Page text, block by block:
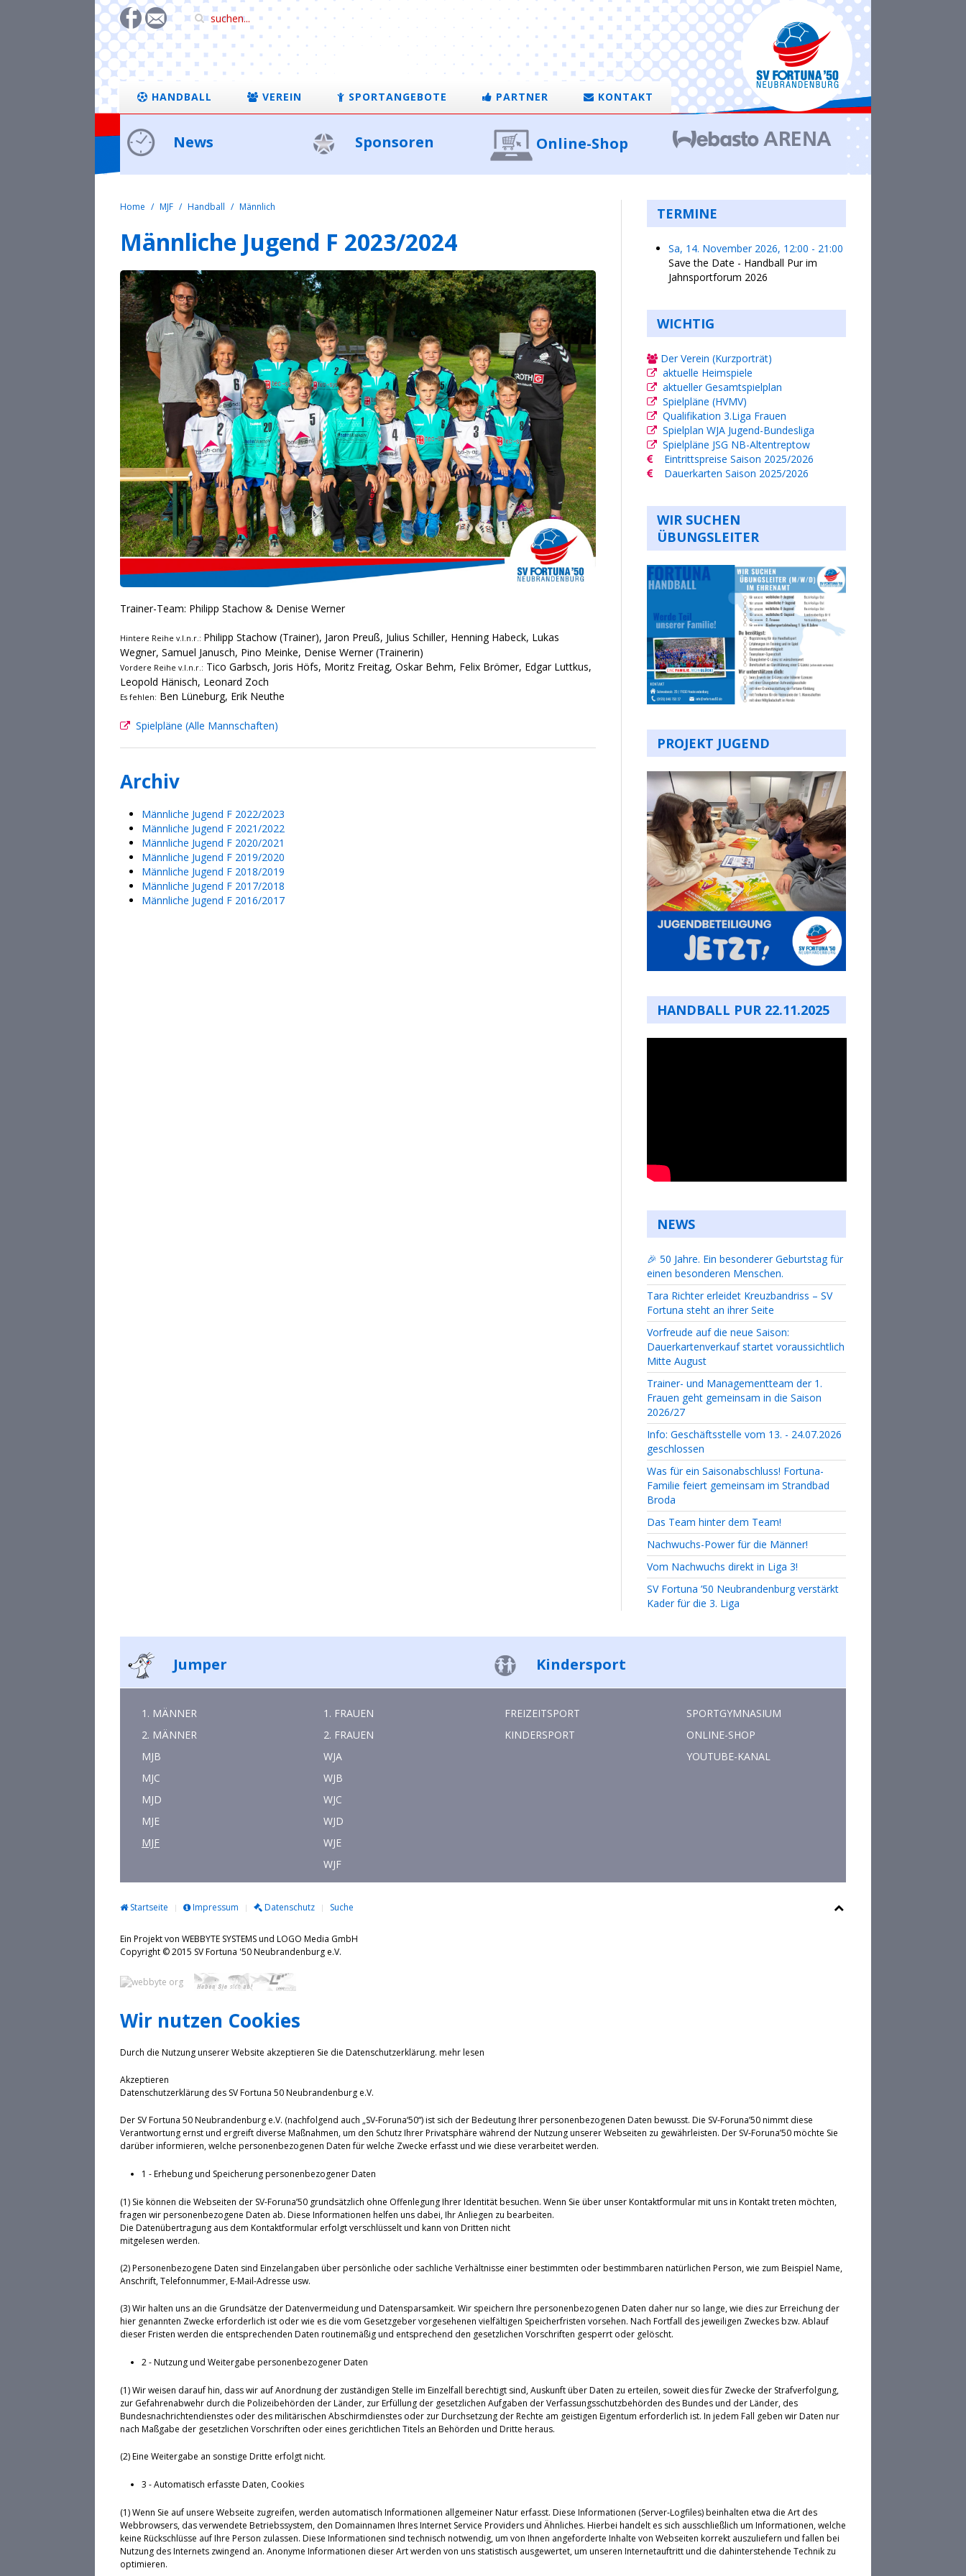
HANDBALL VEREIN SPORTANGEBOTE PARTNER KONTAKT
News Sponsoren Online-Shop
Home MJF Handball Männlich
Männliche Jugend F 2023/2024
Trainer-Team: Philipp Stachow & Denise Werner
Hintere Reihe v.l.n.r.: Philipp Stachow (Trainer), Jaron Preuß, Julius Schiller, Henning Habeck, Lukas
Wegner, Samuel Janusch, Pino Meinke, Denise Werner (Trainerin)
Vordere Reihe v.l.n.r.: Tico Garbsch, Joris Höfs, Moritz Freitag, Oskar Behm, Felix Brömer, Edgar Luttkus,
Leopold Hänisch, Leonard Zoch
Es fehlen: Ben Lüneburg, Erik Neuthe
Spielpläne (Alle Mannschaften)
Archiv
Männliche Jugend F 2022/2023
Männliche Jugend F 2021/2022
Männliche Jugend F 2020/2021
Männliche Jugend F 2019/2020
Männliche Jugend F 2018/2019
Männliche Jugend F 2017/2018
Männliche Jugend F 2016/2017
TERMINE
Sa, 14. November 2026, 12:00 - 21:00
Save the Date - Handball Pur im
Jahnsportforum 2026
WICHTIG
Der Verein (Kurzporträt)
aktuelle Heimspiele
aktueller Gesamtspielplan
Spielpläne (HVMV)
Qualifikation 3.Liga Frauen
Spielplan WJA Jugend-Bundesliga
Spielpläne JSG NB-Altentreptow
Eintrittspreise Saison 2025/2026
Dauerkarten Saison 2025/2026
WIR SUCHEN
ÜBUNGSLEITER
PROJEKT JUGEND
HANDBALL PUR 22.11.2025
NEWS
🎉 50 Jahre. Ein besonderer Geburtstag für
einen besonderen Menschen.
Tara Richter erleidet Kreuzbandriss – SV
Fortuna steht an ihrer Seite
Vorfreude auf die neue Saison:
Dauerkartenverkauf startet voraussichtlich
Mitte August
Trainer- und Managementteam der 1.
Frauen geht gemeinsam in die Saison
2026/27
Info: Geschäftsstelle vom 13. - 24.07.2026
geschlossen
Was für ein Saisonabschluss! Fortuna-
Familie feiert gemeinsam im Strandbad
Broda
Das Team hinter dem Team!
Nachwuchs-Power für die Männer!
Vom Nachwuchs direkt in Liga 3!
SV Fortuna ’50 Neubrandenburg verstärkt
Kader für die 3. Liga
Jumper Kindersport
1. MÄNNER
2. MÄNNER
MJB
MJC
MJD
MJE
MJF
1. FRAUEN
2. FRAUEN
WJA
WJB
WJC
WJD
WJE
WJF
FREIZEITSPORT
KINDERSPORT
SPORTGYMNASIUM
ONLINE-SHOP
YOUTUBE-KANAL
Startseite Impressum Datenschutz Suche
Ein Projekt von WEBBYTE SYSTEMS und LOGO Media GmbH
Copyright © 2015 SV Fortuna '50 Neubrandenburg e.V.
Wir nutzen Cookies
Durch die Nutzung unserer Website akzeptieren Sie die Datenschutzerklärung. mehr lesen
Akzeptieren
Datenschutzerklärung des SV Fortuna 50 Neubrandenburg e.V.
Der SV Fortuna 50 Neubrandenburg e.V. (nachfolgend auch „SV-Foruna‘50“) ist sich der Bedeutung Ihrer personenbezogenen Daten bewusst. Die SV-Foruna’50 nimmt diese
Verantwortung ernst und ergreift diverse Maßnahmen, um den Schutz Ihrer Privatsphäre während der Nutzung unserer Webseiten zu gewährleisten. Der SV-Foruna’50 möchte Sie
darüber informieren, welche personenbezogenen Daten für welche Zwecke erfasst und wie diese verarbeitet werden.
1 - Erhebung und Speicherung personenbezogener Daten
(1) Sie können die Webseiten der SV-Foruna’50 grundsätzlich ohne Offenlegung Ihrer Identität besuchen. Wenn Sie über unser Kontaktformular mit uns in Kontakt treten möchten,
fragen wir personenbezogene Daten ab. Diese Informationen helfen uns dabei, Ihr Anliegen zu bearbeiten.
Die Datenübertragung aus dem Kontaktformular erfolgt verschlüsselt und kann von Dritten nicht
mitgelesen werden.
(2) Personenbezogene Daten sind Einzelangaben über persönliche oder sachliche Verhältnisse einer bestimmten oder bestimmbaren natürlichen Person, wie zum Beispiel Name,
Anschrift, Telefonnummer, E-Mail-Adresse usw.
(3) Wir halten uns an die Grundsätze der Datenvermeidung und Datensparsamkeit. Wir speichern Ihre personenbezogenen Daten daher nur so lange, wie dies zur Erreichung der
hier genannten Zwecke erforderlich ist oder wie es die vom Gesetzgeber vorgesehenen vielfältigen Speicherfristen vorsehen. Nach Fortfall des jeweiligen Zweckes bzw. Ablauf
dieser Fristen werden die entsprechenden Daten routinemäßig und entsprechend den gesetzlichen Vorschriften gesperrt oder gelöscht.
2 - Nutzung und Weitergabe personenbezogener Daten
(1) Wir weisen darauf hin, dass wir auf Anordnung der zuständigen Stelle im Einzelfall berechtigt sind, Auskunft über Daten zu erteilen, soweit dies für Zwecke der Strafverfolgung,
zur Gefahrenabwehr durch die Polizeibehörden der Länder, zur Erfüllung der gesetzlichen Aufgaben der Verfassungsschutzbehörden des Bundes und der Länder, des
Bundesnachrichtendienstes oder des militärischen Abschirmdienstes oder zur Durchsetzung der Rechte am geistigen Eigentum erforderlich ist. In jedem Fall geben wir Daten nur
nach Maßgabe der gesetzlichen Vorschriften oder eines gerichtlichen Titels an Behörden und Dritte heraus.
(2) Eine Weitergabe an sonstige Dritte erfolgt nicht.
3 - Automatisch erfasste Daten, Cookies
(1) Wenn Sie auf unsere Webseite zugreifen, werden automatisch Informationen allgemeiner Natur erfasst. Diese Informationen (Server-Logfiles) beinhalten etwa die Art des
Webbrowsers, das verwendete Betriebssystem, den Domainnamen Ihres Internet Service Providers und Ähnliches. Hierbei handelt es sich ausschließlich um Informationen, welche
keine Rückschlüsse auf Ihre Person zulassen. Diese Informationen sind technisch notwendig, um von Ihnen angeforderte Inhalte von Webseiten korrekt auszuliefern und fallen bei
Nutzung des Internets zwingend an. Anonyme Informationen dieser Art werden von uns statistisch ausgewertet, um unseren Internetauftritt und die dahinterstehende Technik zu
optimieren.